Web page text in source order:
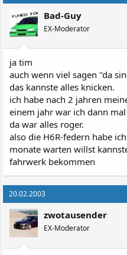
Bad-Guy
EX-Moderator
ja tim
auch wenn viel sagen "da
das kannste alles knicken.
ich habe nach 2 jahren
einem jahr war ich dann
da war alles roger.
also die H6R-federn habe
monate warten willst
fahrwerk bekommen
20.02.2003
zwotausender
EX-Moderator